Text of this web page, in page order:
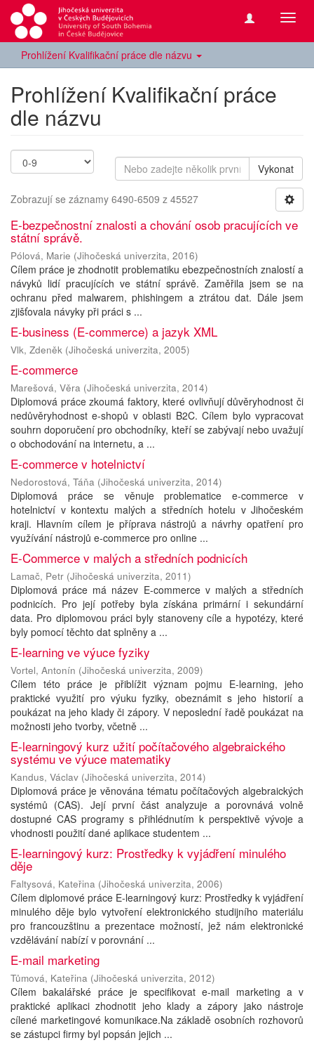
Prohlížení Kvalifikační práce dle názvu
Prohlížení Kvalifikační práce
dle názvu
Vykonat
Zobrazují se záznamy 6490-6509 z 45527
E-bezpečnostní znalosti a chování osob pracujících ve
státní správě.
Pólová, Marie (Jihočeská univerzita, 2016)
Cílem práce je zhodnotit problematiku ebezpečnostních znalostí a
návyků lidí pracujících ve státní správě. Zaměřila jsem se na
ochranu před malwarem, phishingem a ztrátou dat. Dále jsem
zjišťovala návyky při práci s ...
E-business (E-commerce) a jazyk XML
Vlk, Zdeněk (Jihočeská univerzita, 2005)
E-commerce
Marešová, Věra (Jihočeská univerzita, 2014)
Diplomová práce zkoumá faktory, které ovlivňují důvěryhodnost či
nedůvěryhodnost e-shopů v oblasti B2C. Cílem bylo vypracovat
souhrn doporučení pro obchodníky, kteří se zabývají nebo uvažují
o obchodování na internetu, a ...
E-commerce v hotelnictví
Nedorostová, Táňa (Jihočeská univerzita, 2014)
Diplomová práce se věnuje problematice e-commerce v
hotelnictví v kontextu malých a středních hotelu v Jihočeském
kraji. Hlavním cílem je příprava nástrojů a návrhy opatření pro
využívání nástrojů e-commerce pro online ...
E-Commerce v malých a středních podnicích
Lamač, Petr (Jihočeská univerzita, 2011)
Diplomová práce má název E-commerce v malých a středních
podnicích. Pro její potřeby byla získána primární i sekundární
data. Pro diplomovou práci byly stanoveny cíle a hypotézy, které
byly pomocí těchto dat splněny a ...
E-learning ve výuce fyziky
Vortel, Antonín (Jihočeská univerzita, 2009)
Cílem této práce je přiblížit význam pojmu E-learning, jeho
praktické využití pro výuku fyziky, obeznámit s jeho historií a
poukázat na jeho klady či zápory. V neposlední řadě poukázat na
možnosti jeho tvorby, včetně ...
E-learningový kurz užití počítačového algebraického
systému ve výuce matematiky
Kandus, Václav (Jihočeská univerzita, 2014)
Diplomová práce je věnována tématu počítačových algebraických
systémů (CAS). Její první část analyzuje a porovnává volně
dostupné CAS programy s přihlédnutím k perspektivě vývoje a
vhodnosti použití dané aplikace studentem ...
E-learningový kurz: Prostředky k vyjádření minulého
děje
Faltysová, Kateřina (Jihočeská univerzita, 2006)
Cílem diplomové práce E-learningový kurz: Prostředky k vyjádření
minulého děje bylo vytvoření elektronického studijního materiálu
pro francouzštinu a prezentace možností, jež nám elektronické
vzdělávání nabízí v porovnání ...
E-mail marketing
Tůmová, Kateřina (Jihočeská univerzita, 2012)
Cílem bakalářské práce je specifikovat e-mail marketing a v
praktické aplikaci zhodnotit jeho klady a zápory jako nástroje
cílené marketingové komunikace.Na základě osobních rozhovorů
se zástupci firmy byl popsán jejich ...